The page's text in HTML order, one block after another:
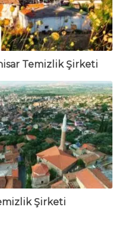
Temizlik Şirketi
Şirketi